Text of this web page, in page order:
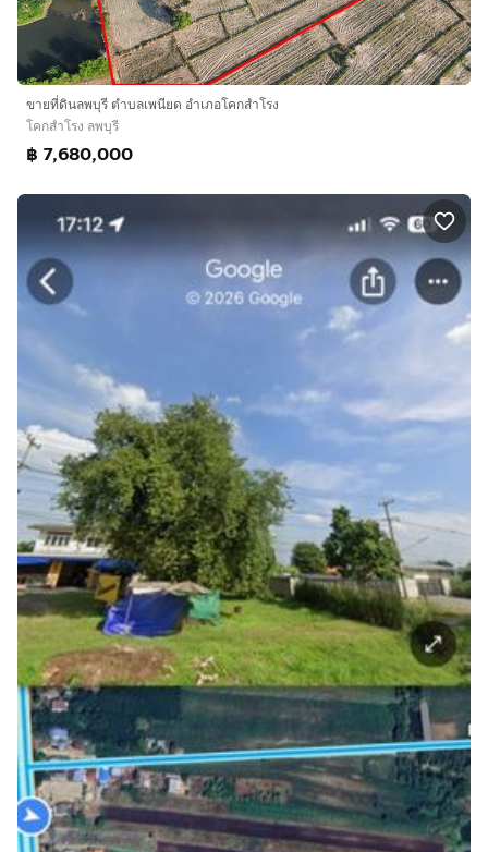
ขายที่ดินลพบุรี ตำบลเพนียด อำเภอโคกสำโรง
โคกสำโรง ลพบุรี
฿ 7,680,000